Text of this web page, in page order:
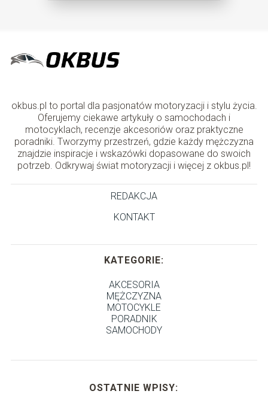
okbus.pl to portal dla pasjonatów motoryzacji i stylu życia.
Oferujemy ciekawe artykuły o samochodach i
motocyklach, recenzje akcesoriów oraz praktyczne
poradniki. Tworzymy przestrzeń, gdzie każdy mężczyzna
znajdzie inspiracje i wskazówki dopasowane do swoich
potrzeb. Odkrywaj świat motoryzacji i więcej z okbus.pl!
REDAKCJA
KONTAKT
KATEGORIE:
AKCESORIA
MĘŻCZYZNA
MOTOCYKLE
PORADNIK
SAMOCHODY
OSTATNIE WPISY: